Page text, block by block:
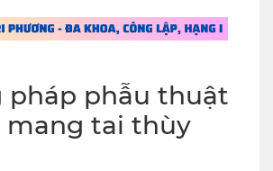
pháp phẫu thuật
mang tai thùy